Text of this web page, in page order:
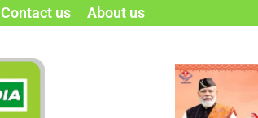
Contact us About us